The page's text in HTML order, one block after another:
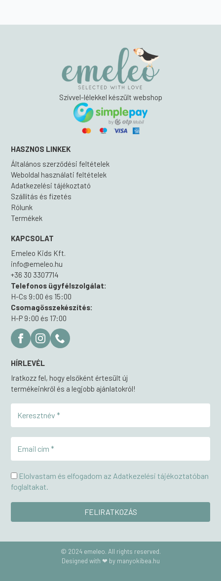
Szívvel-lélekkel készült webshop
HASZNOS LINKEK
Általános szerződési feltételek
Weboldal használati feltételek
Adatkezelési tájékoztató
Szállítás és fizetés
Rólunk
Termékek
KAPCSOLAT
Emeleo Kids Kft.
info@emeleo.hu
+36 30 3307714
Telefonos ügyfélszolgálat:
H-Cs 9:00 és 15:00
Csomagösszekészítés:
H-P 9:00 és 17:00
HÍRLEVÉL
Iratkozz fel, hogy elsőként értesült új
termékeinkről és a legjobb ajánlatokról!
Elolvastam és elfogadom az Adatkezelési tájékoztatóban
foglaltakat.
© 2024 emeleo. All rights reserved.
Designed with ❤ by manyokibea.hu